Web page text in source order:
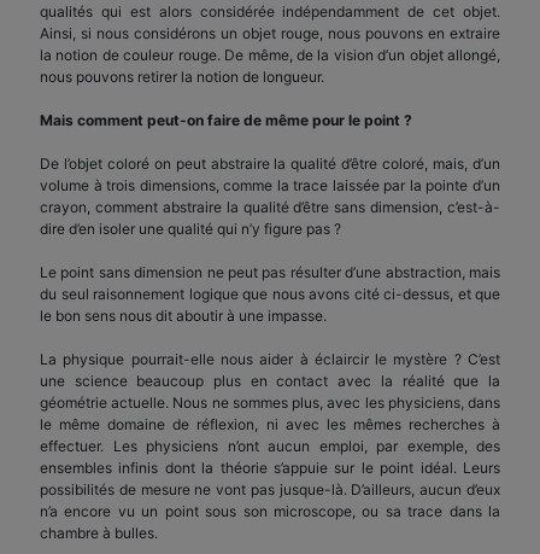
qualités qui est alors considérée indépendamment de cet objet.
Ainsi, si nous considérons un objet rouge, nous pouvons en extraire
la notion de couleur rouge. De même, de la vision d’un objet allongé,
nous pouvons retirer la notion de longueur.
Mais comment peut-on faire de même pour le point ?
De l’objet coloré on peut abstraire la qualité d’être coloré, mais, d’un
volume à trois dimensions, comme la trace laissée par la pointe d’un
crayon, comment abstraire la qualité d’être sans dimension, c’est-à-
dire d’en isoler une qualité qui n’y figure pas ?
Le point sans dimension ne peut pas résulter d’une abstraction, mais
du seul raisonnement logique que nous avons cité ci-dessus, et que
le bon sens nous dit aboutir à une impasse.
La physique pourrait-elle nous aider à éclaircir le mystère ? C’est
une science beaucoup plus en contact avec la réalité que la
géométrie actuelle. Nous ne sommes plus, avec les physiciens, dans
le même domaine de réflexion, ni avec les mêmes recherches à
effectuer. Les physiciens n’ont aucun emploi, par exemple, des
ensembles infinis dont la théorie s’appuie sur le point idéal. Leurs
possibilités de mesure ne vont pas jusque-là. D’ailleurs, aucun d’eux
n’a encore vu un point sous son microscope, ou sa trace dans la
chambre à bulles.